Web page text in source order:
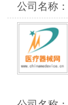
公司名称：